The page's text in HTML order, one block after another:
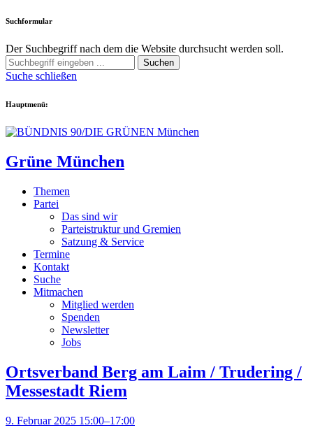
Suchformular
Der Suchbegriff nach dem die Website durchsucht werden soll.
Suchen
Suche schließen
Hauptmenü:
Grüne München
Themen
Partei
Das sind wir
Parteistruktur und Gremien
Satzung & Service
Termine
Kontakt
Suche
Mitmachen
Mitglied werden
Spenden
Newsletter
Jobs
Ortsverband Berg am Laim / Trudering /
Messestadt Riem
9. Februar 2025 15:00–17:00